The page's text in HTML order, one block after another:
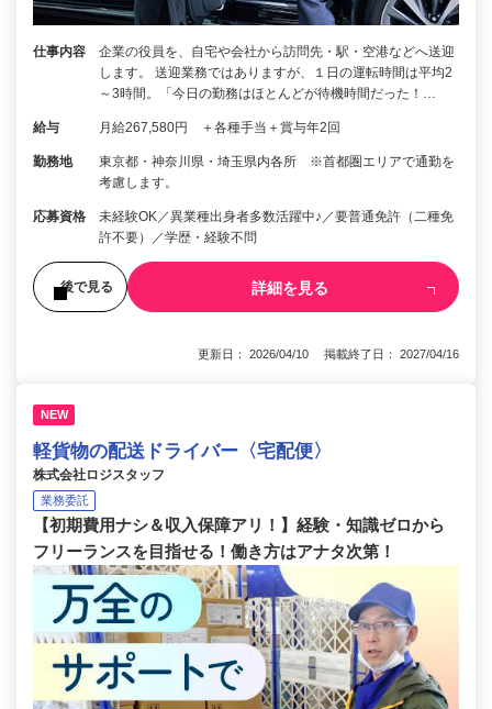
仕事内容
企業の役員を、自宅や会社から訪問先・駅・空港などへ送迎
します。 送迎業務ではありますが、１日の運転時間は平均2
～3時間。「今日の勤務はほとんどが待機時間だった！…
給与 月給267,580円 ＋各種手当＋賞与年2回
勤務地
東京都・神奈川県・埼玉県内各所 ※首都圏エリアで通勤を
考慮します。
応募資格
未経験OK／異業種出身者多数活躍中♪／要普通免許（二種免
許不要）／学歴・経験不問
後で見る 詳細を見る
更新日： 2026/04/10 掲載終了日： 2027/04/16
NEW
軽貨物の配送ドライバー〈宅配便〉
株式会社ロジスタッフ
業務委託
【初期費用ナシ＆収入保障アリ！】経験・知識ゼロから
フリーランスを目指せる！働き方はアナタ次第！